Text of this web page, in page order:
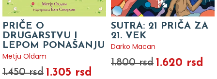
PRIČE O
DRUGARSTVU I
LEPOM PONAŠANJU
Metju Oldam
1.450 rsd 1.305 rsd
SUTRA: 21 PRIČA ZA
21. VEK
Darko Macan
1.800 rsd 1.620 rsd